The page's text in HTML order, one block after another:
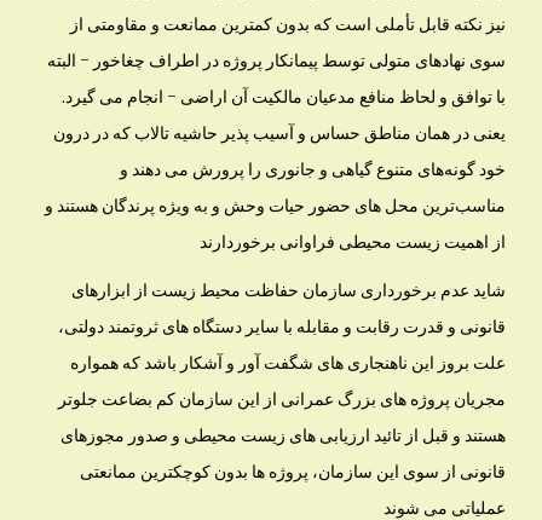
نیز نکته قابل تأملی است که بدون کمترین ممانعت و مقاومتی از
سوی نهادهای متولی توسط پیمانکار پروژه در اطراف چغاخور – البته
با توافق و لحاظ منافع مدعیان مالکیت آن اراضی – انجام می گیرد.
یعنی در همان مناطق حساس و آسیب پذیر حاشیه تالاب که در درون
خود گونه‌های متنوع گیاهی و جانوری را پرورش می دهند و
مناسب‌ترین محل های حضور حیات وحش و به ویژه پرندگان هستند و
از اهمیت زیست محیطی فراوانی برخوردارند
شاید عدم برخورداری سازمان حفاظت محیط زیست از ابزارهای
قانونی و قدرت رقابت و مقابله با سایر دستگاه های ثروتمند دولتی،
علت بروز این ناهنجاری های شگفت آور و آشکار باشد که همواره
مجریان پروژه های بزرگ عمرانی از این سازمان کم بضاعت جلوتر
هستند و قبل از تائید ارزیابی های زیست محیطی و صدور مجوزهای
قانونی از سوی این سازمان، پروژه ها بدون کوچکترین ممانعتی
عملیاتی می شوند